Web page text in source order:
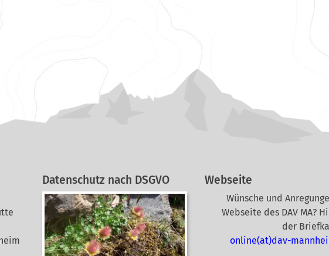
Datenschutz nach DSGVO Webseite
Wünsche und
Webseite des DAV MA?
der
online(at)dav-